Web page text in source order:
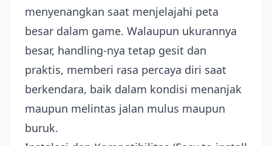
menyenangkan saat menjelajahi peta
besar dalam game. Walaupun ukurannya
besar, handling-nya tetap gesit dan
praktis, memberi rasa percaya diri saat
berkendara, baik dalam kondisi menanjak
maupun melintas jalan mulus maupun
buruk.